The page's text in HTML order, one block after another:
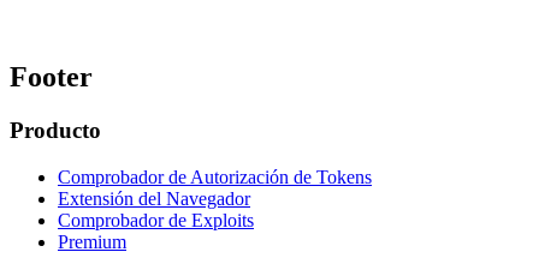
Footer
Producto
Comprobador de Autorización de Tokens
Extensión del Navegador
Comprobador de Exploits
Premium